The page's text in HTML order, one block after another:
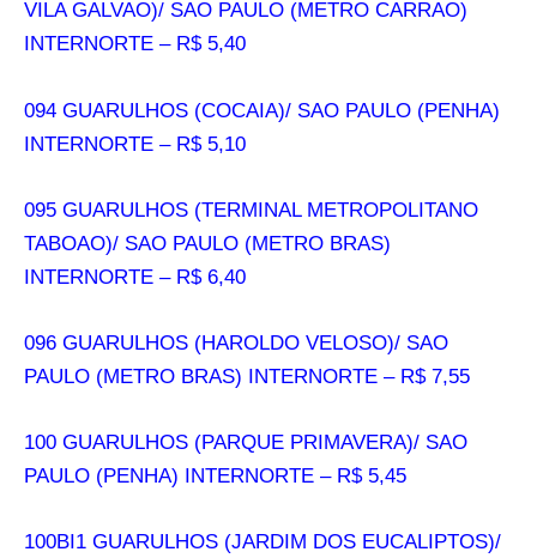
VILA GALVAO)/ SAO PAULO (METRO CARRAO)
INTERNORTE – R$ 5,40
094 GUARULHOS (COCAIA)/ SAO PAULO (PENHA)
INTERNORTE – R$ 5,10
095 GUARULHOS (TERMINAL METROPOLITANO
TABOAO)/ SAO PAULO (METRO BRAS)
INTERNORTE – R$ 6,40
096 GUARULHOS (HAROLDO VELOSO)/ SAO
PAULO (METRO BRAS) INTERNORTE – R$ 7,55
100 GUARULHOS (PARQUE PRIMAVERA)/ SAO
PAULO (PENHA) INTERNORTE – R$ 5,45
100BI1 GUARULHOS (JARDIM DOS EUCALIPTOS)/